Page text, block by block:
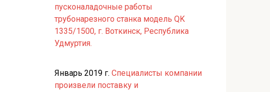
пусконаладочные работы
трубонарезного станка модель QK
1335/1500, г. Воткинск, Республика
Удмуртия.
Январь 2019 г. Специалисты компании
произвели поставку и